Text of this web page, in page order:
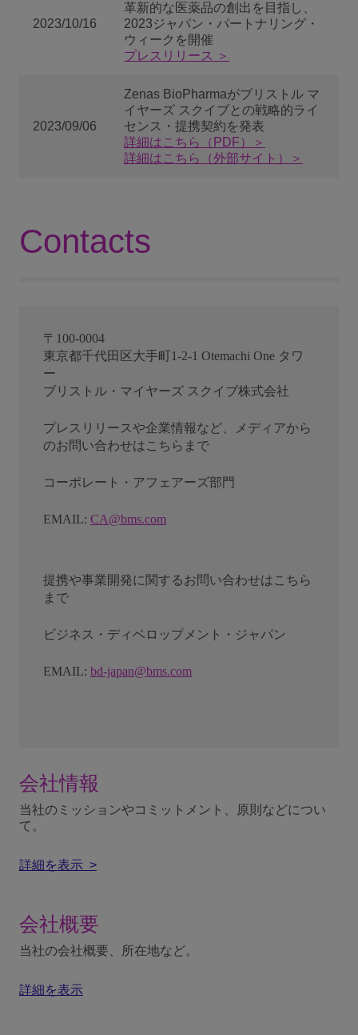
2023/10/16
革新的な医薬品の創出を目指し、
2023ジャパン・パートナリング・
ウィークを開催
プレスリリース ＞
2023/09/06
Zenas BioPharmaがブリストル マ
イヤーズ スクイブとの戦略的ライ
センス・提携契約を発表
詳細はこちら（PDF）＞
詳細はこちら（外部サイト）＞
Contacts
〒100-0004
東京都千代田区大手町1-2-1 Otemachi One タワ
ー
ブリストル・マイヤーズ スクイブ株式会社
プレスリリースや企業情報など、メディアから
のお問い合わせはこちらまで
コーポレート・アフェアーズ部門
EMAIL: CA@bms.com
提携や事業開発に関するお問い合わせはこちら
まで
ビジネス・ディベロップメント・ジャパン
EMAIL: bd-japan@bms.com
会社情報
当社のミッションやコミットメント、原則などについ
て。
詳細を表示 >
会社概要
当社の会社概要、所在地など。
詳細を表示